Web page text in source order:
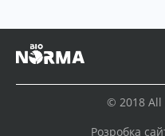
© 2018 All
Розробка